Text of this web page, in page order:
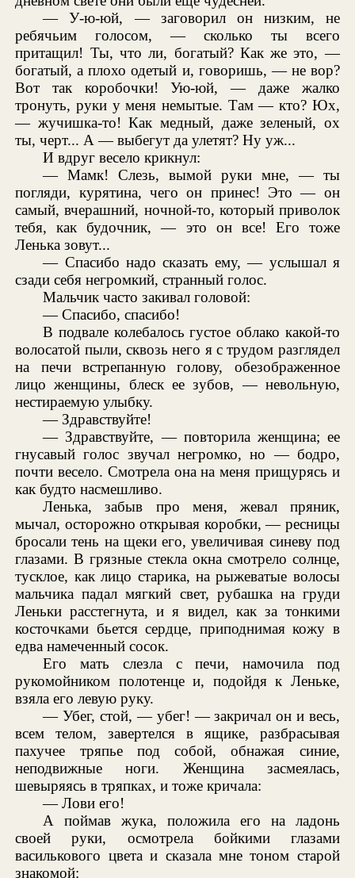
— У-ю-юй, — заговорил он низким, не
ребячьим голосом, — сколько ты всего
притащил! Ты, что ли, богатый? Как же это, —
богатый, а плохо одетый и, говоришь, — не вор?
Вот так коробочки! Ую-юй, — даже жалко
тронуть, руки у меня немытые. Там — кто? Юх,
— жучишка-то! Как медный, даже зеленый, ох
ты, черт... А — выбегут да улетят? Ну уж...
И вдруг весело крикнул:
— Мамк! Слезь, вымой руки мне, — ты
погляди, курятина, чего он принес! Это — он
самый, вчерашний, ночной-то, который приволок
тебя, как будочник, — это он все! Его тоже
Ленька зовут...
— Спасибо надо сказать ему, — услышал я
сзади себя негромкий, странный голос.
Мальчик часто закивал головой:
— Спасибо, спасибо!
В подвале колебалось густое облако какой-то
волосатой пыли, сквозь него я с трудом разглядел
на печи встрепанную голову, обезображенное
лицо женщины, блеск ее зубов, — невольную,
нестираемую улыбку.
— Здравствуйте!
— Здравствуйте, — повторила женщина; ее
гнусавый голос звучал негромко, но — бодро,
почти весело. Смотрела она на меня прищурясь и
как будто насмешливо.
Ленька, забыв про меня, жевал пряник,
мычал, осторожно открывая коробки, — ресницы
бросали тень на щеки его, увеличивая синеву под
глазами. В грязные стекла окна смотрело солнце,
тусклое, как лицо старика, на рыжеватые волосы
мальчика падал мягкий свет, рубашка на груди
Леньки расстегнута, и я видел, как за тонкими
косточками бьется сердце, приподнимая кожу в
едва намеченный сосок.
Его мать слезла с печи, намочила под
рукомойником полотенце и, подойдя к Леньке,
взяла его левую руку.
— Убег, стой, — убег! — закричал он и весь,
всем телом, завертелся в ящике, разбрасывая
пахучее тряпье под собой, обнажая синие,
неподвижные ноги. Женщина засмеялась,
шевыряясь в тряпках, и тоже кричала:
— Лови его!
А поймав жука, положила его на ладонь
своей руки, осмотрела бойкими глазами
василькового цвета и сказала мне тоном старой
знакомой: